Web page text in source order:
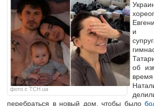
фото с ТСН.ua
и
об
перебраться в новый дом, чтобы было